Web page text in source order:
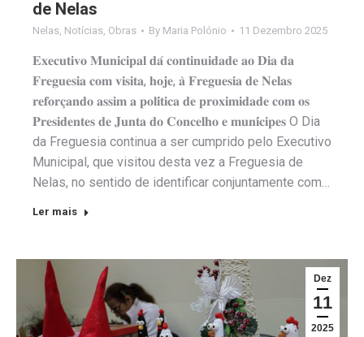
de Nelas
Nelas, Notícias, Obras By Maria Polónio 11 Dezembro 2025
𝐄𝐱𝐞𝐜𝐮𝐭𝐢𝐯𝐨 𝐌𝐮𝐧𝐢𝐜𝐢𝐩𝐚𝐥 𝐝𝐚́ 𝐜𝐨𝐧𝐭𝐢𝐧𝐮𝐢𝐝𝐚𝐝𝐞 𝐚𝐨 𝐃𝐢𝐚 𝐝𝐚
𝐅𝐫𝐞𝐠𝐮𝐞𝐬𝐢𝐚 𝐜𝐨𝐦 𝐯𝐢𝐬𝐢𝐭𝐚, 𝐡𝐨𝐣𝐞, 𝐚̀ 𝐅𝐫𝐞𝐠𝐮𝐞𝐬𝐢𝐚 𝐝𝐞 𝐍𝐞𝐥𝐚𝐬
𝐫𝐞𝐟𝐨𝐫𝐜̧𝐚𝐧𝐝𝐨 𝐚𝐬𝐬𝐢𝐦 𝐚 𝐩𝐨𝐥𝐢́𝐭𝐢𝐜𝐚 𝐝𝐞 𝐩𝐫𝐨𝐱𝐢𝐦𝐢𝐝𝐚𝐝𝐞 𝐜𝐨𝐦 𝐨𝐬
𝐏𝐫𝐞𝐬𝐢𝐝𝐞𝐧𝐭𝐞𝐬 𝐝𝐞 𝐉𝐮𝐧𝐭𝐚 𝐝𝐨 𝐂𝐨𝐧𝐜𝐞𝐥𝐡𝐨 𝐞 𝐦𝐮𝐧𝐢́𝐜𝐢𝐩𝐞𝐬 O Dia
da Freguesia continua a ser cumprido pelo Executivo
Municipal, que visitou desta vez a Freguesia de
Nelas, no sentido de identificar conjuntamente com…
Ler mais
Dez
11
2025